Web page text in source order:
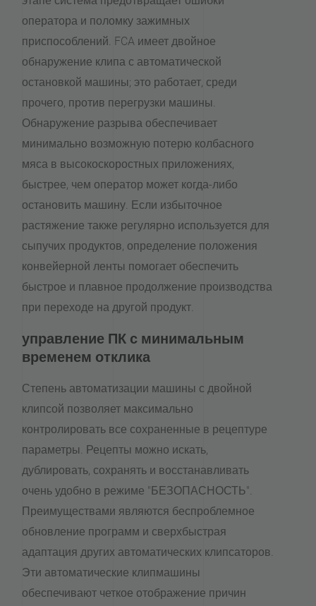
оператора и поломку зажимных
приспособлений. FCA имеет двойное
обнаружение клипа с автоматической
остановкой машины; это работает, среди
прочего, против перегрузки машины.
Обнаружение разрыва обеспечивает
минимально возможную потерю колбасного
мяса в высокоскоростных приложениях,
быстрее, чем оператор может когда-либо
остановить машину. Если избыточное
растяжение также регулярно используется для
сыпучих продуктов, определение положения
конвейерной ленты помогает обеспечить
быстрое и плавное продолжение производства
при переходе на другой продукт.
управление ПК с минимальным
временем отклика
Степень автоматизации машины с двойной
клипсой позволяет максимально
контролировать все сохраненные в рецептуре
параметры. Рецепты можно искать,
дублировать, сохранять и восстанавливать
очень удобно в режиме "БЕЗОПАСНОСТЬ".
Преимуществами являются беспроблемное
обновление программ и сверхбыстрая
адаптация других автоматических клипсаторов.
Эти автоматические клипмашины
обеспечивают четкое отображение причин